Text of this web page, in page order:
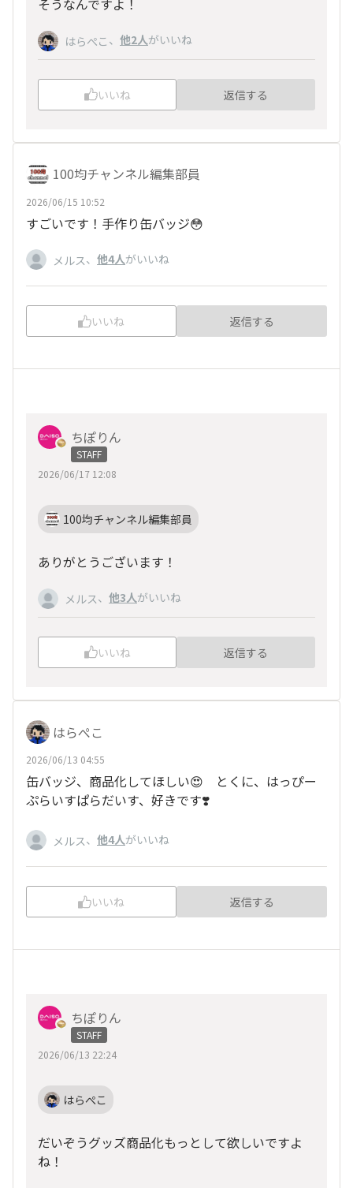
そうなんですよ！
はらぺこ 、 他2人がいいね
いいね 返信する
100均チャンネル編集部員
2026/06/15 10:52
すごいです！手作り缶バッジ😳
メルス、 他4人がいいね
いいね 返信する
ちぽりん
STAFF
2026/06/17 12:08
100均チャンネル編集部員
ありがとうございます！
メルス、 他3人がいいね
いいね 返信する
はらぺこ
2026/06/13 04:55
缶バッジ、商品化してほしい😍 とくに、はっぴー
ぷらいすぱらだいす、好きです❣️
メルス、 他4人がいいね
いいね 返信する
ちぽりん
STAFF
2026/06/13 22:24
はらぺこ
だいぞうグッズ商品化もっとして欲しいですよ
ね！